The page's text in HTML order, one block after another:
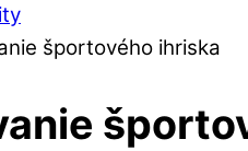
športového ihriska